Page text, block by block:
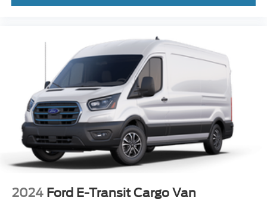
2024 Ford E-Transit Cargo Van